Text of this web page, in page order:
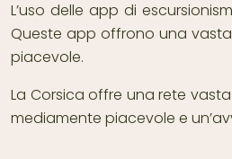
L’uso delle app di
Queste app offrono una vasta
piacevole.
La Corsica offre una rete
mediamente piacevole e